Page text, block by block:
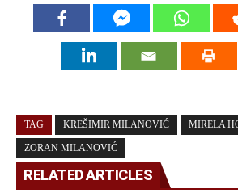
TAG KREŠIMIR MILANOVIĆ MIRELA
ZORAN MILANOVIĆ
RELATED ARTICLES